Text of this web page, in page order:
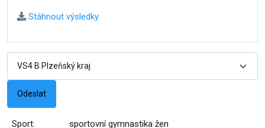
Stáhnout výsledky
Sport: sportovní gymnastika žen